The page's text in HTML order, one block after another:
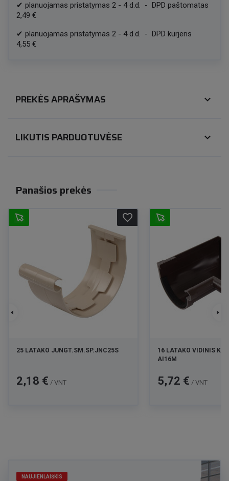
✔ planuojamas pristatymas 2 - 4d.d. - DPD paštomatas
2,49 €
✔ planuojamas pristatymas 2 - 4d.d. - DPD kurjeris
4,55 €
PREKĖS APRAŠYMAS expand_more
LIKUTIS PARDUOTUVĖSE expand_more
Panašios prekės
25 LATAKO JUNGT.SM.SP.JNC25S
Kaina
2,18 € / VNT
favorite_border
16 LATAKO VIDINIS
AI16M
Kaina
5,72 € / VNT
NAUJIENLAIŠKIS